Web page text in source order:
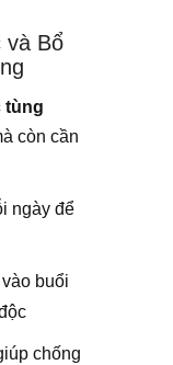
và Bổ
tùng
còn cần
ngày để
buổi
chống